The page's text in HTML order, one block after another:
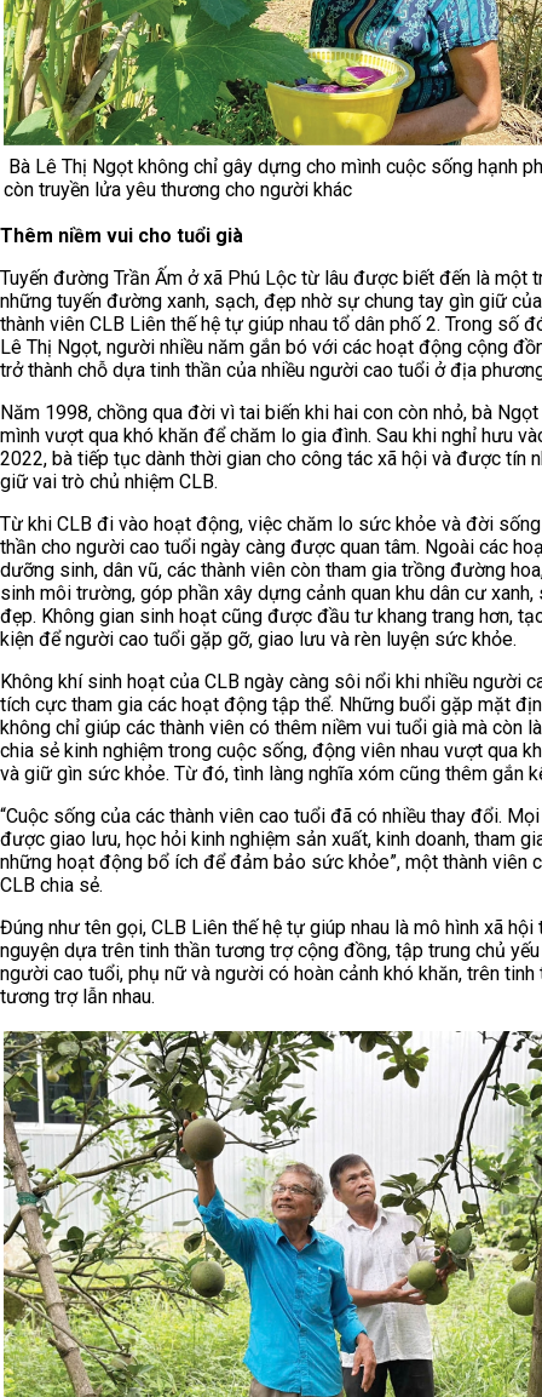
Bà Lê Thị Ngọt không chỉ gây dựng cho mình cuộc sống hạnh
còn truyền lửa yêu thương cho người khác
Thêm niềm vui cho tuổi già
Tuyến đường Trần Ấm ở xã Phú Lộc từ lâu được biết đến là một
những tuyến đường xanh, sạch, đẹp nhờ sự chung tay gìn giữ
thành viên CLB Liên thế hệ tự giúp nhau tổ dân phố 2. Trong số
Lê Thị Ngọt, người nhiều năm gắn bó với các hoạt động cộng
trở thành chỗ dựa tinh thần của nhiều người cao tuổi ở địa
Năm 1998, chồng qua đời vì tai biến khi hai con còn nhỏ, bà
mình vượt qua khó khăn để chăm lo gia đình. Sau khi nghỉ hưu
2022, bà tiếp tục dành thời gian cho công tác xã hội và được tín
giữ vai trò chủ nhiệm CLB.
Từ khi CLB đi vào hoạt động, việc chăm lo sức khỏe và đời
thần cho người cao tuổi ngày càng được quan tâm. Ngoài các
dưỡng sinh, dân vũ, các thành viên còn tham gia trồng đường
sinh môi trường, góp phần xây dựng cảnh quan khu dân cư xanh,
đẹp. Không gian sinh hoạt cũng được đầu tư khang trang hơn,
kiện để người cao tuổi gặp gỡ, giao lưu và rèn luyện sức khỏe.
Không khí sinh hoạt của CLB ngày càng sôi nổi khi nhiều người
tích cực tham gia các hoạt động tập thể. Những buổi gặp mặt
không chỉ giúp các thành viên có thêm niềm vui tuổi già mà còn
chia sẻ kinh nghiệm trong cuộc sống, động viên nhau vượt qua
và giữ gìn sức khỏe. Từ đó, tình làng nghĩa xóm cũng thêm gắn
“Cuộc sống của các thành viên cao tuổi đã có nhiều thay đổi.
được giao lưu, học hỏi kinh nghiệm sản xuất, kinh doanh, tham
những hoạt động bổ ích để đảm bảo sức khỏe”, một thành viên
CLB chia sẻ.
Đúng như tên gọi, CLB Liên thế hệ tự giúp nhau là mô hình xã hội
nguyện dựa trên tinh thần tương trợ cộng đồng, tập trung chủ
người cao tuổi, phụ nữ và người có hoàn cảnh khó khăn, trên tinh
tương trợ lẫn nhau.